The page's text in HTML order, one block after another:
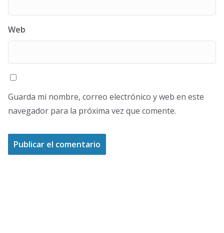
Web
Guarda mi nombre, correo electrónico y web en este
navegador para la próxima vez que comente.